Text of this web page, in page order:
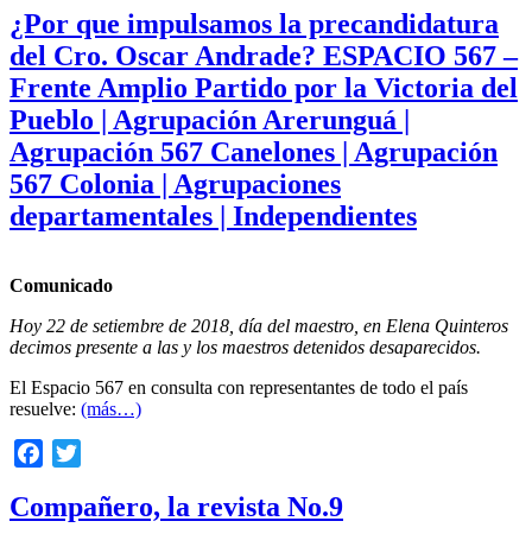
¿Por que impulsamos la precandidatura
del Cro. Oscar Andrade? ESPACIO 567 –
Frente Amplio Partido por la Victoria del
Pueblo | Agrupación Arerunguá |
Agrupación 567 Canelones | Agrupación
567 Colonia | Agrupaciones
departamentales | Independientes
Comunicado
Hoy 22 de setiembre de 2018, día del maestro, en Elena Quinteros
decimos presente a las y los maestros detenidos desaparecidos.
El Espacio 567 en consulta con representantes de todo el país
resuelve: (más…)
Facebook
Compañero, la revista No.9